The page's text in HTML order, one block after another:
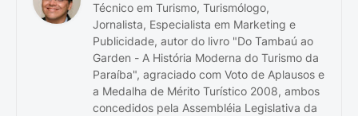
Técnico em Turismo, Turismólogo,
Jornalista, Especialista em Marketing e
Publicidade, autor do livro "Do Tambaú ao
Garden - A História Moderna do Turismo da
Paraíba", agraciado com Voto de Aplausos e
a Medalha de Mérito Turístico 2008, ambos
concedidos pela Assembléia Legislativa da